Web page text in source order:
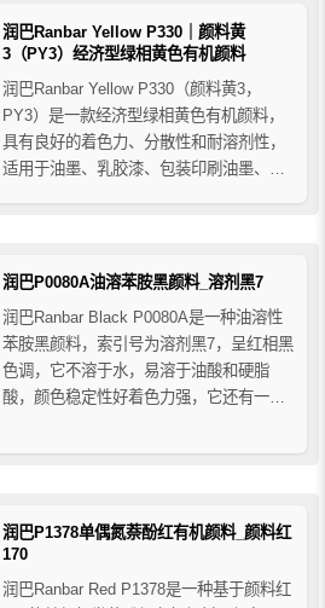
润巴Ranbar Yellow P330｜颜料黄
3（PY3）经济型绿相黄色有机颜料
润巴Ranbar Yellow P330（颜料黄3，
PY3）是一款经济型绿相黄色有机颜料，
具有良好的着色力、分散性和耐溶剂性，
适用于油墨、乳胶漆、包装印刷油墨、印
润巴P0080A油溶苯胺黑颜料_溶剂黑7
润巴Ranbar Black P0080A是一种油溶性
苯胺黑颜料，索引号为溶剂黑7，呈红相黑
色调，它不溶于水，易溶于油酸和硬脂
酸，颜色稳定性好着色力强，它还有一个
比降低了再结晶温度，这种延迟提供了光
润巴P1378单偶氮萘酚红有机颜料_颜料红
170
润巴Ranbar Red P1378是一种基于颜料红